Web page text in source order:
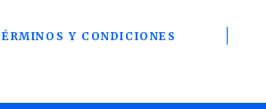
Y CONDICIONES